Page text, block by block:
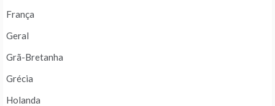
França
Geral
Grã-Bretanha
Grécia
Holanda